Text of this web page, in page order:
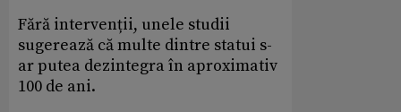
Fără intervenții, unele studii
sugerează că multe dintre statui s-
ar putea dezintegra în aproximativ
100 de ani.